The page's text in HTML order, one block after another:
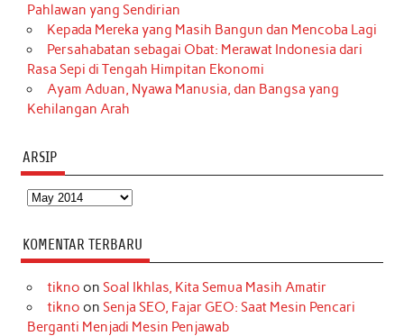
Pahlawan yang Sendirian
Kepada Mereka yang Masih Bangun dan Mencoba Lagi
Persahabatan sebagai Obat: Merawat Indonesia dari
Rasa Sepi di Tengah Himpitan Ekonomi
Ayam Aduan, Nyawa Manusia, dan Bangsa yang
Kehilangan Arah
ARSIP
Arsip
KOMENTAR TERBARU
tikno on Soal Ikhlas, Kita Semua Masih Amatir
tikno on Senja SEO, Fajar GEO: Saat Mesin Pencari
Berganti Menjadi Mesin Penjawab